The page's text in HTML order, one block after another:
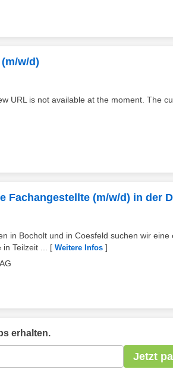
w/d)
URL is not available at the moment. The
Fachangestellte (m/w/d) in der
in Bocholt und in Coesfeld suchen wir eine
Teilzeit ...
[ Weitere Infos ]
erhalten.
Jetzt